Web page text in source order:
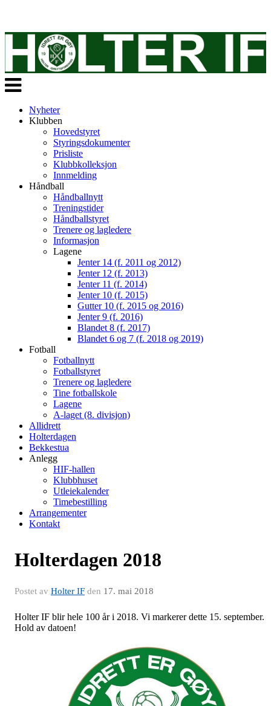
Veksle
navigasjon
Nyheter
Klubben
Hovedstyret
Styringsdokumenter
Prisliste
Klubbkolleksjon
Innmelding
Håndball
Håndballnytt
Treningstider
Håndballstyret
Trenere og lagledere
Informasjon
Lagene
Jenter 14 (f. 2011 og 2012)
Jenter 12 (f. 2013)
Jenter 11 (f. 2014)
Jenter 10 (f. 2015)
Gutter 10 (f. 2015 og 2016)
Jenter 9 (f. 2016)
Blandet 8 (f. 2017)
Blandet 6 og 7 (f. 2018 og 2019)
Fotball
Fotballnytt
Fotballstyret
Trenere og lagledere
Tine fotballskole
Lagene
A-laget (8. divisjon)
Allidrett
Holterdagen
Bekkestua
Anlegg
HIF-hallen
Klubbhuset
Utleiekalender
Timebestilling
Arrangementer
Kontakt
Holterdagen 2018
Postet av Holter IF den 17. mai 2018
Holter IF blir hele 100 år i 2018. Vi markerer dette 15. september.
Hold av datoen!